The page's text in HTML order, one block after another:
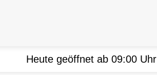
Heute geöffnet ab 09:00 Uhr